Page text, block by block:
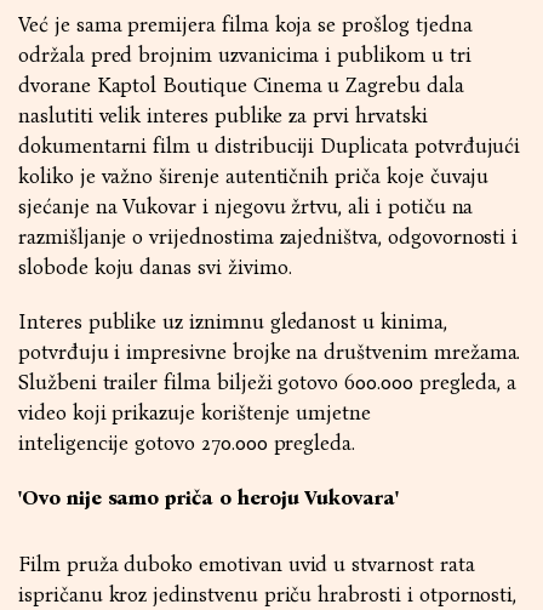
Već je sama premijera filma koja se prošlog tjedna
održala pred brojnim uzvanicima i publikom u tri
dvorane Kaptol Boutique Cinema u Zagrebu dala
naslutiti velik interes publike za prvi hrvatski
dokumentarni film u distribuciji Duplicata potvrđujući
koliko je važno širenje autentičnih priča koje čuvaju
sjećanje na Vukovar i njegovu žrtvu, ali i potiču na
razmišljanje o vrijednostima zajedništva, odgovornosti i
slobode koju danas svi živimo.
Interes publike uz iznimnu gledanost u kinima,
potvrđuju i impresivne brojke na društvenim mrežama.
Službeni trailer filma bilježi gotovo 600.000 pregleda, a
video koji prikazuje korištenje umjetne
inteligencije gotovo 270.000 pregleda.
'Ovo nije samo priča o heroju Vukovara'
Film pruža duboko emotivan uvid u stvarnost rata
ispričanu kroz jedinstvenu priču hrabrosti i otpornosti,